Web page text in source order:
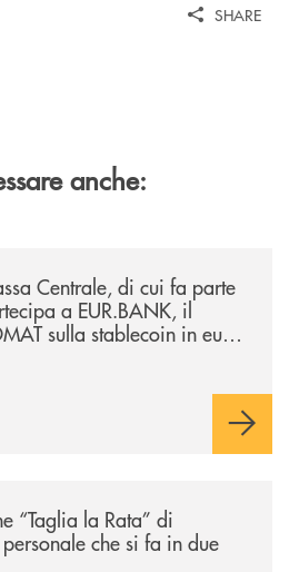
SHARE
anche:
Centrale, di cui fa parte
a EUR.BANK, il
sulla stablecoin in euro
“Taglia la Rata” di
che si fa in due